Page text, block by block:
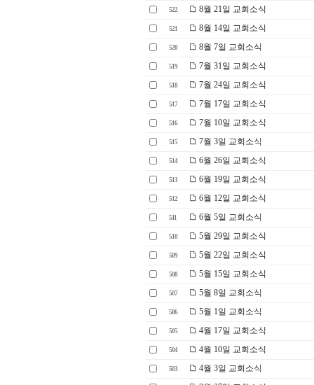
522 8월 21일 교회소식
521 8월 14일 교회소식
520 8월 7일 교회소식
519 7월 31일 교회소식
518 7월 24일 교회소식
517 7월 17일 교회소식
516 7월 10일 교회소식
515 7월 3일 교회소식
514 6월 26일 교회소식
513 6월 19일 교회소식
512 6월 12일 교회소식
511 6월 5일 교회소식
510 5월 29일 교회소식
509 5월 22일 교회소식
508 5월 15일 교회소식
507 5월 8일 교회소식
506 5월 1일 교회소식
505 4월 17일 교회소식
504 4월 10일 교회소식
503 4월 3일 교회소식